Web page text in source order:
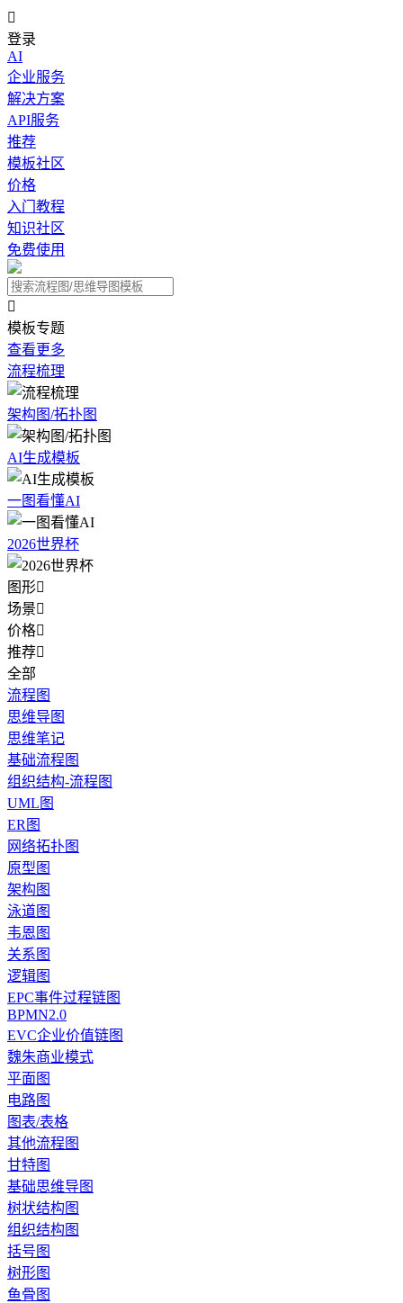

登录
AI
企业服务
解决方案
API服务
推荐
模板社区
价格
入门教程
知识社区
免费使用

模板专题
查看更多
流程梳理
架构图/拓扑图
AI生成模板
一图看懂AI
2026世界杯
图形
场景
价格
推荐
全部
流程图
思维导图
思维笔记
基础流程图
组织结构-流程图
UML图
ER图
网络拓扑图
原型图
架构图
泳道图
韦恩图
关系图
逻辑图
EPC事件过程链图
BPMN2.0
EVC企业价值链图
魏朱商业模式
平面图
电路图
图表/表格
其他流程图
甘特图
基础思维导图
树状结构图
组织结构图
括号图
树形图
鱼骨图